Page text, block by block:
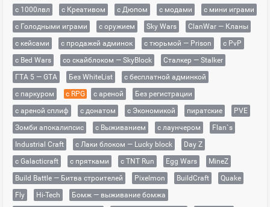
с 1000лвл c Креативом с Дюпом с модами
с мини играми
с Голодными играми
с оружием Sky Wars
ClanWar — Кланы
с кейсами
с продажей админок с тюрьмой — Prison
с PvP
с Bed Wars
со скайблоком — SkyBlock
Сталкер — Stalker
ГТА 5 — GTA
Без WhiteList
с бесплатной админкой
с паркуром
с RPG с ареной
Без регистрации
с ареной сплиф
с донатом с Экономикой пиратские
PVE
Зомби апокалипсис
с Выживанием с лаунчером
Flan`s
Industrial Craft
с Лаки блоком — Lucky block
Day Z
с Galacticraft
с прятками с TNT Run Egg Wars
MineZ
Build Battle — Битва строителей
Pixelmon BuildCraft
Quake
Fly
Hi-Tech
Бомж — выживание бомжа